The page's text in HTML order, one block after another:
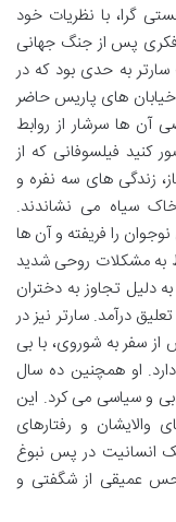
گرا، با نظریات خود
فکری پس از جنگ جهانی
به حدی بود که در
بیش از ۵۰ هزار نفر در خیابان های پاریس حاضر
ها سرشار از روابط
کنید فیلسوفانی که از
زندگی های سه نفره و
سیاه می نشاندند.
را فریفته و آن ها
به مشکلات روحی شدید
دلیل تجاوز به دختران
درآمد. سارتر نیز در
از سفر به شوروی، با بی
او همچنین ده سال
و سیاسی می کرد. این
و رفتارهای
انسانیت در پس نبوغ
حس عمیقی از شگفتی و